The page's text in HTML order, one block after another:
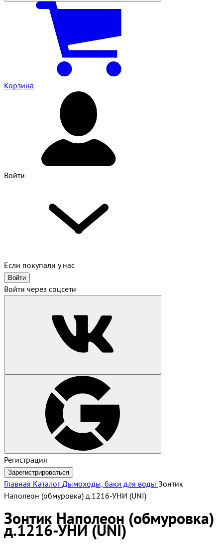
Корзина
Войти
Если покупали у нас
Войти
Войти через соцсети
Регистрация
Зарегистрироваться
Главная Каталог Дымоходы, баки для воды Зонтик
Наполеон (обмуровка) д.1216-УНИ (UNI)
Зонтик Наполеон (обмуровка)
д.1216-УНИ (UNI)